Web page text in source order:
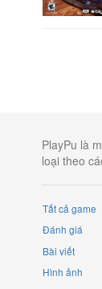
PlayPu là
loại theo
Tất cả game
Đánh giá
Bài viết
Hình ảnh